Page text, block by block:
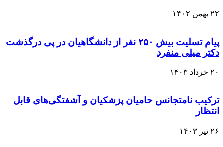
۲۲ بهمن ۱۴۰۲
پیام تسلیت بیش ۲۵۰ نفر از دانشگاهیان در پی درگذشت
دکتر میلی منفرد
۲۰ خرداد ۱۴۰۳
ترکیب نامتجانس حامیان پزشکیان و آشفتگی‌های قابل
انتظار
۲۶ تیر ۱۴۰۳